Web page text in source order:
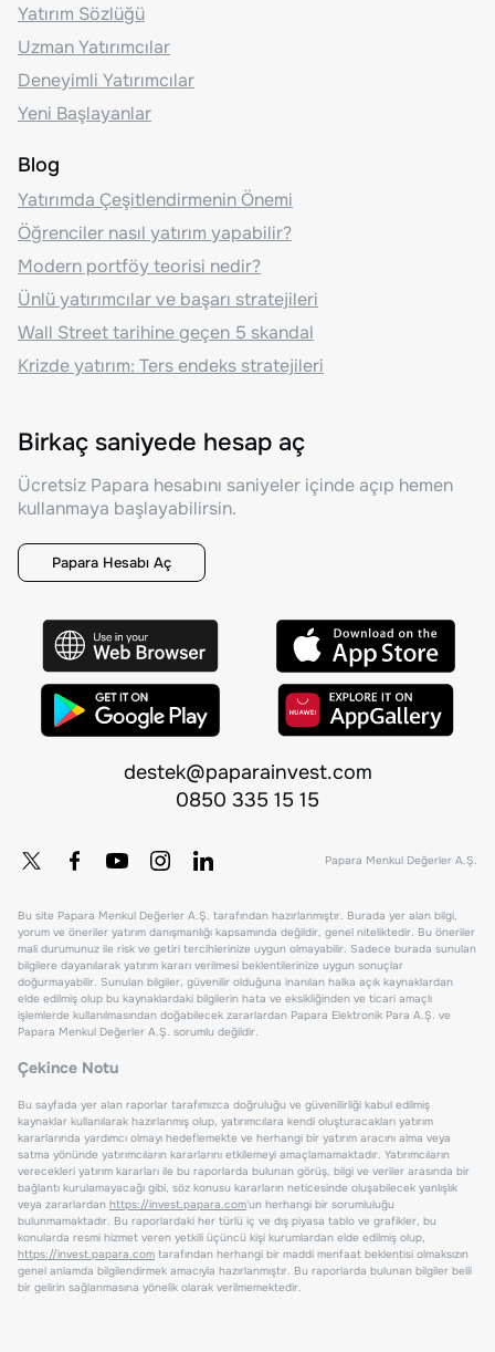
Yatırım Sözlüğü
Uzman Yatırımcılar
Deneyimli Yatırımcılar
Yeni Başlayanlar
Blog
Yatırımda Çeşitlendirmenin Önemi
Öğrenciler nasıl yatırım yapabilir?
Modern portföy teorisi nedir?
Ünlü yatırımcılar ve başarı stratejileri
Wall Street tarihine geçen 5 skandal
Krizde yatırım: Ters endeks stratejileri
Birkaç saniyede hesap aç
Ücretsiz Papara hesabını saniyeler içinde açıp hemen
kullanmaya başlayabilirsin.
Papara Hesabı Aç
destek@paparainvest.com
0850 335 15 15
Papara Menkul Değerler A.Ş.
Bu site Papara Menkul Değerler A.Ş. tarafından hazırlanmıştır. Burada yer alan bilgi,
yorum ve öneriler yatırım danışmanlığı kapsamında değildir, genel niteliktedir. Bu öneriler
mali durumunuz ile risk ve getiri tercihlerinize uygun olmayabilir. Sadece burada sunulan
bilgilere dayanılarak yatırım kararı verilmesi beklentilerinize uygun sonuçlar
doğurmayabilir. Sunulan bilgiler, güvenilir olduğuna inanılan halka açık kaynaklardan
elde edilmiş olup bu kaynaklardaki bilgilerin hata ve eksikliğinden ve ticari amaçlı
işlemlerde kullanılmasından doğabilecek zararlardan Papara Elektronik Para A.Ş. ve
Papara Menkul Değerler A.Ş. sorumlu değildir.
Çekince Notu
Bu sayfada yer alan raporlar tarafımızca doğruluğu ve güvenilirliği kabul edilmiş
kaynaklar kullanılarak hazırlanmış olup, yatırımcılara kendi oluşturacakları yatırım
kararlarında yardımcı olmayı hedeflemekte ve herhangi bir yatırım aracını alma veya
satma yönünde yatırımcıların kararlarını etkilemeyi amaçlamamaktadır. Yatırımcıların
verecekleri yatırım kararları ile bu raporlarda bulunan görüş, bilgi ve veriler arasında bir
bağlantı kurulamayacağı gibi, söz konusu kararların neticesinde oluşabilecek yanlışlık
veya zararlardan https://invest.papara.com'un herhangi bir sorumluluğu
bulunmamaktadır. Bu raporlardaki her türlü iç ve dış piyasa tablo ve grafikler, bu
konularda resmi hizmet veren yetkili üçüncü kişi kurumlardan elde edilmiş olup,
https://invest.papara.com tarafından herhangi bir maddi menfaat beklentisi olmaksızın
genel anlamda bilgilendirmek amacıyla hazırlanmıştır. Bu raporlarda bulunan bilgiler belli
bir gelirin sağlanmasına yönelik olarak verilmemektedir.